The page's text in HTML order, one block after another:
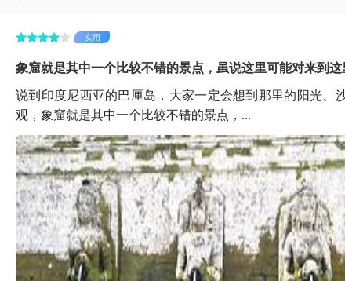
实用
象窟就是其中一个比较不错的景点，虽说这里可能对来到
说到印度尼西亚的巴厘岛，大家一定会想到那里的阳光、
观，象窟就是其中一个比较不错的景点，...